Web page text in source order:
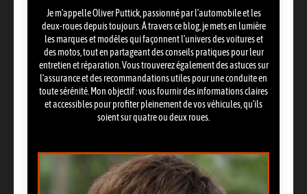
Je m’appelle Oliver Puttick, passionné par l’automobile et les
deux-roues depuis toujours. À travers ce blog, je mets en lumière
les marques et modèles qui façonnent l’univers des voitures et
des motos, tout en partageant des conseils pratiques pour leur
entretien et réparation. Vous trouverez également des astuces sur
l’assurance et des recommandations utiles pour une conduite en
toute sérénité. Mon objectif : vous fournir des informations claires
et accessibles pour profiter pleinement de vos véhicules, qu’ils
soient sur quatre ou deux roues.